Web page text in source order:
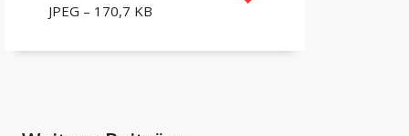
JPEG – 170,7 KB